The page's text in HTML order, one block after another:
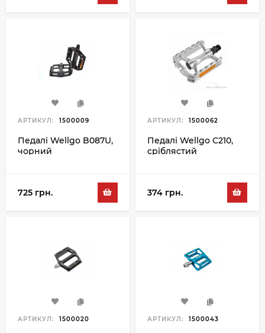
АРТИКУЛ: 1500009
Педалі Wellgo B087U,
чорний
725 грн.
АРТИКУЛ: 1500062
Педалі Wellgo C210,
сріблястий
374 грн.
АРТИКУЛ: 1500020 АРТИКУЛ: 1500043